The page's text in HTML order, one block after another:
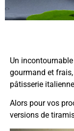
Un
gourmand et
pâtisserie
Alors pour vos
versions de